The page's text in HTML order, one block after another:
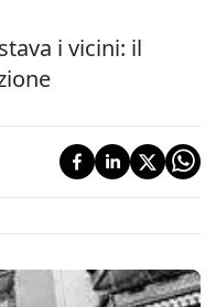
i vicini: il